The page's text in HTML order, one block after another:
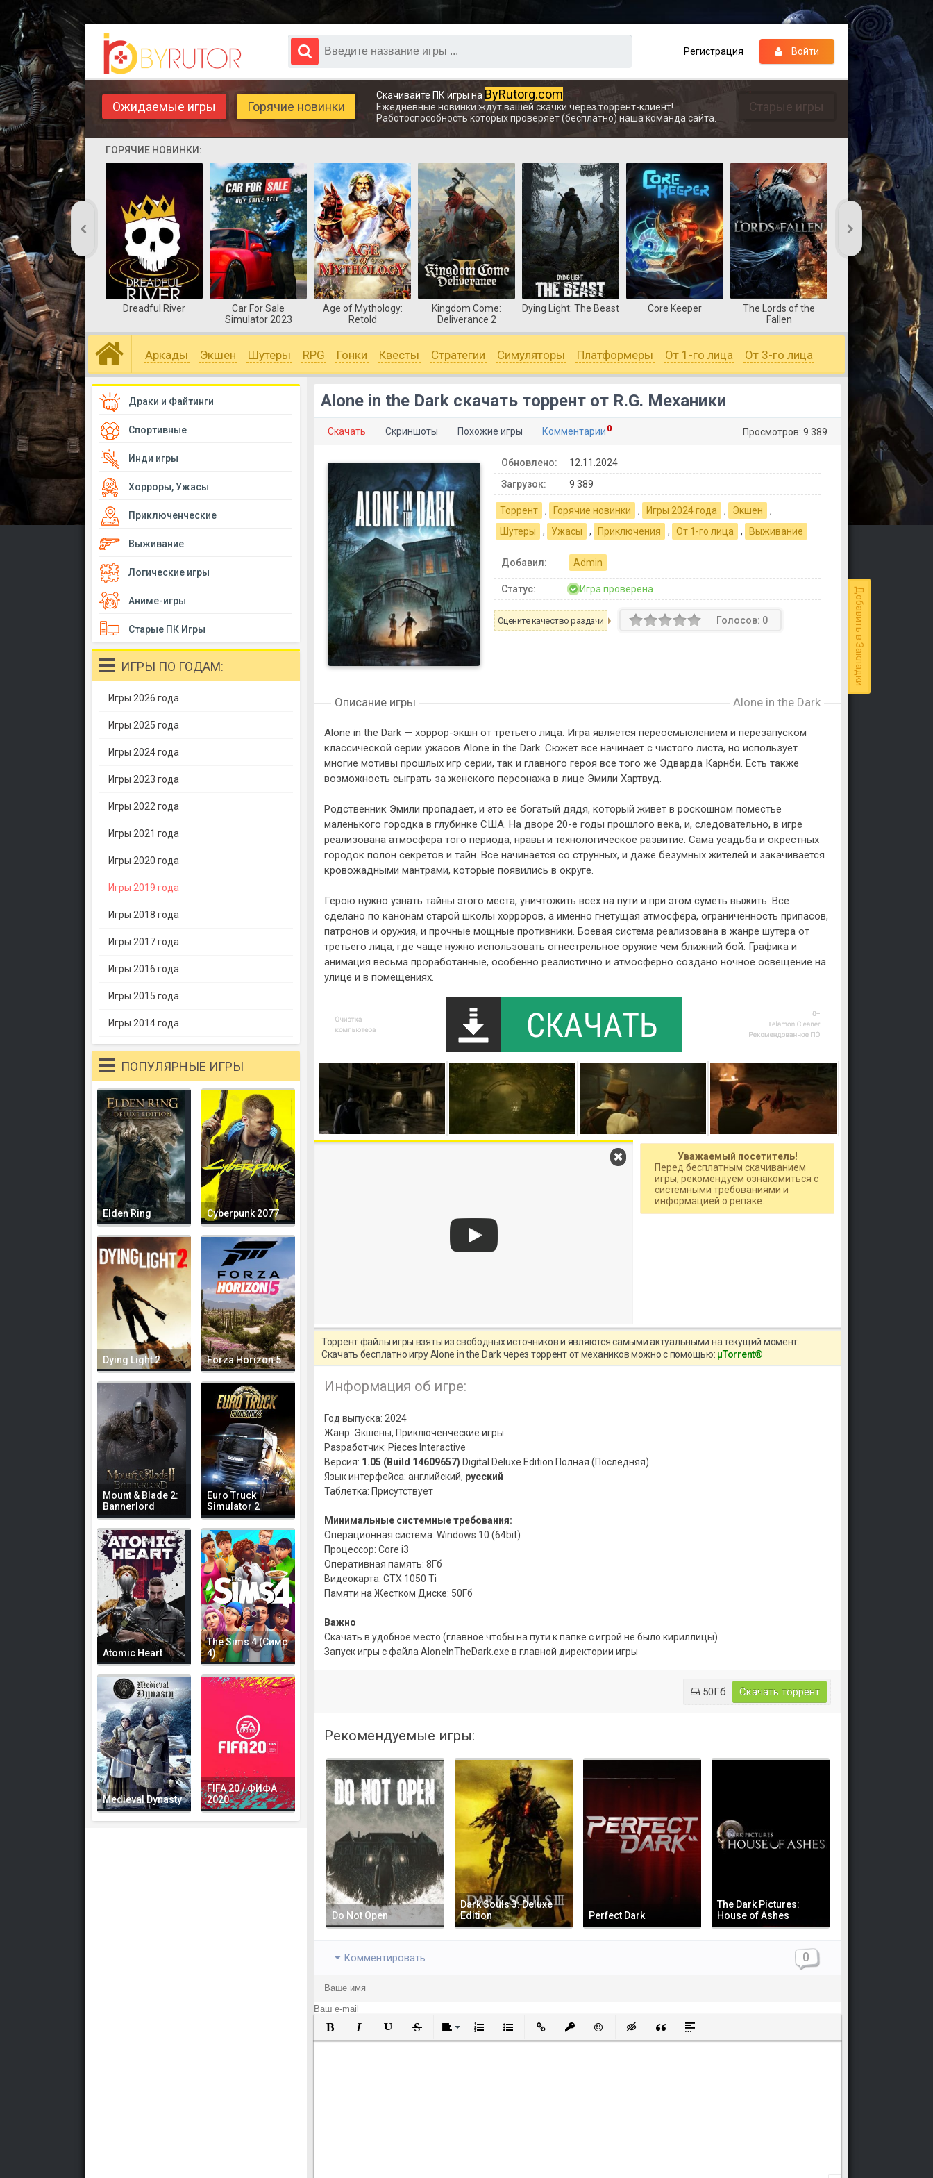
Регистрация Войти
Ожидаемые игры Горячие новинки Старые игры
Скачивайте ПК игры на ByRutorg.com
Ежедневные новинки ждут вашей скачки через торрент-клиент!
Работоспособность которых проверяет (бесплатно) наша команда сайта.
ГОРЯЧИЕ НОВИНКИ:
Dreadful River
Car For Sale
Simulator 2023
Age of Mythology:
Retold
Kingdom Come:
Deliverance 2
Dying Light: The Beast Core Keeper
The Lords of the
Fallen
REANIMAL
Аркады Экшен Шутеры RPG Гонки Квесты Стратегии Симуляторы Платформеры От 1-го лица От 3-го лица
Добавить в Закладки
Alone in the Dark скачать торрент от R.G. Механики
Скачать Скриншоты Похожие игры Комментарии 0 Просмотров: 9 389
Обновлено:
12.11.2024
Загрузок:
9 389
Торрент , Горячие новинки , Игры 2024 года , Экшен
,
Шутеры
, Ужасы , Приключения , От 1-го лица , Выживание
Добавил: Admin
Статус: Игра проверена
Оцените качество раздачи Голосов: 0
Описание игры Alone in the Dark
Alone in the Dark — хоррор-экшн от третьего лица. Игра является переосмыслением и перезапуском
классической серии ужасов Alone in the Dark. Сюжет все начинает с чистого листа, но использует
многие мотивы прошлых игр серии, так и главного героя все того же Эдварда Карнби. Есть также
возможность сыграть за женского персонажа в лице Эмили Хартвуд.
Родственник Эмили пропадает, и это ее богатый дядя, который живет в роскошном поместье
маленького городка в глубинке США. На дворе 20-е годы прошлого века, и, следовательно, в игре
реализована атмосфера того периода, нравы и технологическое развитие. Сама усадьба и окрестных
городок полон секретов и тайн. Все начинается со струнных, и даже безумных жителей и закачивается
кровожадными мантрами, которые появились в округе.
Герою нужно узнать тайны этого места, уничтожить всех на пути и при этом суметь выжить. Все
сделано по канонам старой школы хорроров, а именно гнетущая атмосфера, ограниченность припасов,
патронов и оружия, и прочные мощные противники. Боевая система реализована в жанре шутера от
третьего лица, где чаще нужно использовать огнестрельное оружие чем ближний бой. Графика и
анимация весьма проработанные, особенно реалистично и атмосферно создано ночное освещение на
улице и в помещениях.
Уважаемый посетитель!
Перед бесплатным скачиванием
игры, рекомендуем ознакомиться с
системными требованиями и
информацией о репаке.
Торрент файлы игры взяты из свободных источников и являются самыми актуальными на текущий момент.
Скачать бесплатно игру Alone in the Dark через торрент от механиков можно с помощью: μTorrent®
Информация об игре:
Год выпуска: 2024
Жанр: Экшены, Приключенческие игры
Разработчик: Pieces Interactive
Версия: 1.05 (Build 14609657) Digital Deluxe Edition Полная (Последняя)
Язык интерфейса: английский, русский
Таблетка: Присутствует
Минимальные системные требования:
Операционная система: Windows 10 (64bit)
Процессор: Core i3
Оперативная память: 8Гб
Видеокарта: GTX 1050 Ti
Памяти на Жестком Диске: 50Гб
Важно
Скачать в удобное место (главное чтобы на пути к папке с игрой не было кириллицы)
Запуск игры с файла AloneInTheDark.exe в главной директории игры
50Гб Скачать торрент
Рекомендуемые игры:
Do Not Open
Dark Souls 3: Deluxe
Edition
Perfect Dark
The Dark Pictures:
House of Ashes
Комментировать 0
Полужирный
КурсивПодчеркнутый
ЗачеркнутыйВыравнивание
Нумерованный список
Маркированный список
Вставить ссылку
Вставить защищенную ссылку
Вставить смайлик
Вставка скрытого текста
Вставка цитаты
Вставка спойлера
Драки и Файтинги
Спортивные
Инди игры
Хорроры, Ужасы
Приключенческие
Выживание
Логические игры
Аниме-игры
Старые ПК Игры
ИГРЫ ПО ГОДАМ:
Игры 2026 года
Игры 2025 года
Игры 2024 года
Игры 2023 года
Игры 2022 года
Игры 2021 года
Игры 2020 года
Игры 2019 года
Игры 2018 года
Игры 2017 года
Игры 2016 года
Игры 2015 года
Игры 2014 года
ПОПУЛЯРНЫЕ ИГРЫ
Elden Ring Cyberpunk 2077
Dying Light 2 Forza Horizon 5
Mount & Blade 2:
Bannerlord
Euro Truck
Simulator 2
Atomic Heart
The Sims 4 (Симс
4)
Medieval Dynasty
FIFA 20 / ФИФА
2020